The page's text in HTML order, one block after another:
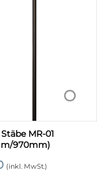
MR-01
970mm)
(inkl. MwSt.)